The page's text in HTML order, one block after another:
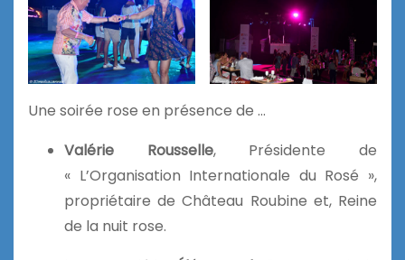
Une soirée rose en présence de …
Valérie Rousselle, Présidente de
« L’Organisation Internationale du Rosé »,
propriétaire de Château Roubine et, Reine
de la nuit rose.